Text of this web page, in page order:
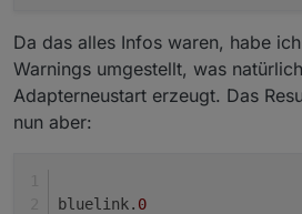
Da das alles Infos waren, habe
Warnings umgestellt, was
Adapterneustart erzeugt. Das
nun aber:
bluelink. 0